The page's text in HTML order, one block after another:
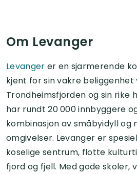
Om Levanger
Levanger er en sjarmerende
kjent for sin vakre beliggenhet
Trondheimsfjorden og sin rike
har rundt 20 000 innbyggere
kombinasjon av småbyidyll og
omgivelser. Levanger er
koselige sentrum, flotte
fjord og fjell. Med gode